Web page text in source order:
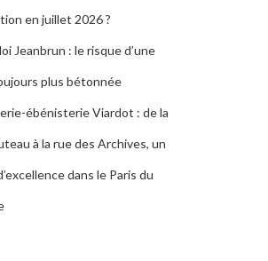
en juillet 2026 ?
Jeanbrun : le risque d’une
plus bétonnée
ébénisterie Viardot : de la
à la rue des Archives, un
dans le Paris du